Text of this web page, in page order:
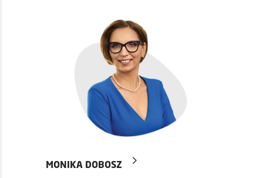
MONIKA DOBOSZ